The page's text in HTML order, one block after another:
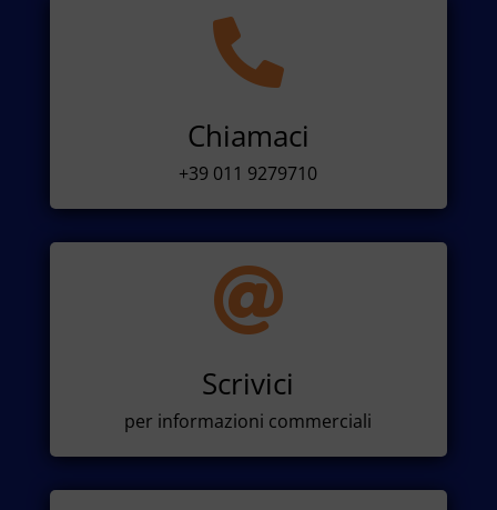

Chiamaci
+39 011 9279710

Scrivici
per informazioni commerciali